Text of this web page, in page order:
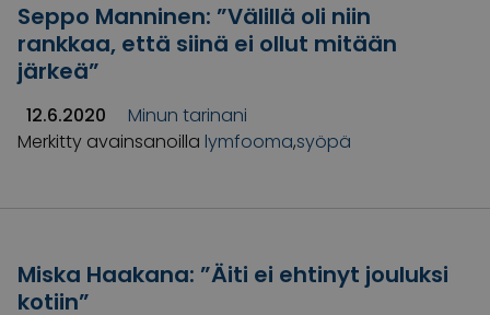
Seppo Manninen: ”Välillä oli niin
rankkaa, että siinä ei ollut mitään
järkeä”
12.6.2020
Minun tarinani
Merkitty avainsanoilla lymfooma,syöpä
Miska Haakana: ”Äiti ei ehtinyt jouluksi
kotiin”